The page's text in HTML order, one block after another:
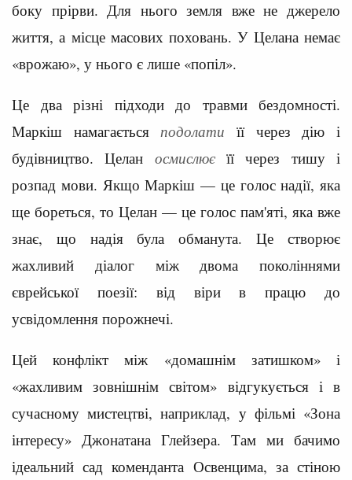
боку прірви. Для нього земля вже не джерело
життя, а місце масових поховань. У Целана немає
«врожаю», у нього є лише «попіл».
Це два різні підходи до травми бездомності.
Маркіш намагаєтьсяподолати її через дію і
будівництво. Целан осмислюєїї через тишу і
розпад мови. Якщо Маркіш — це голос надії, яка
ще бореться, то Целан — це голос пам'яті, яка вже
знає, що надія була обманута. Це створює
жахливий діалог між двома поколіннями
єврейської поезії: від віри в працю до
усвідомлення порожнечі.
Цей конфлікт між «домашнім затишком» і
«жахливим зовнішнім світом» відгукується і в
сучасному мистецтві, наприклад, у фільмі «Зона
інтересу» Джонатана Глейзера. Там ми бачимо
ідеальний сад коменданта Освенцима, за стіною